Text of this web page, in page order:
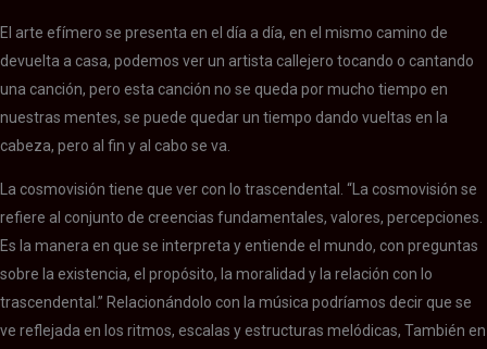
El arte efímero se presenta en el día a día, en el mismo camino de
devuelta a casa, podemos ver un artista callejero tocando o cantando
una canción, pero esta canción no se queda por mucho tiempo en
nuestras mentes, se puede quedar un tiempo dando vueltas en la
cabeza, pero al fin y al cabo se va.
La cosmovisión tiene que ver con lo trascendental. “La cosmovisión se
refiere al conjunto de creencias fundamentales, valores, percepciones.
Es la manera en que se interpreta y entiende el mundo, con preguntas
sobre la existencia, el propósito, la moralidad y la relación con lo
trascendental.” Relacionándolo con la música podríamos decir que se
ve reflejada en los ritmos, escalas y estructuras melódicas, También en